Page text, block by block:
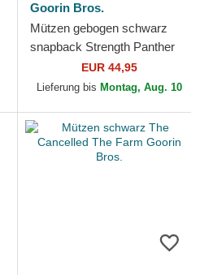
Goorin Bros.
Mützen gebogen schwarz
snapback Strength Panther
The Farm Goorin Bros.
EUR 44,95
Lieferung bis Montag, Aug. 10